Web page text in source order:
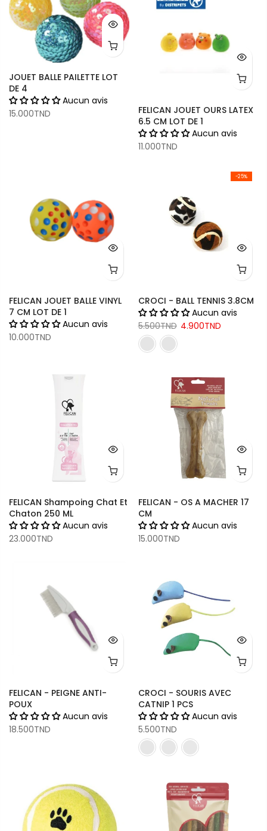
JOUET BALLE PAILETTE LOT
DE 4
Aucun avis
15.000TND
FELICAN JOUET OURS LATEX
6.5 CM LOT DE 1
Aucun avis
11.000TND
FELICAN JOUET BALLE VINYL
7 CM LOT DE 1
Aucun avis
10.000TND
-25%
CROCI - BALL TENNIS 3.8CM
Aucun avis
5.500TND 4.900TND
FELICAN Shampoing Chat Et
Chaton 250 ML
Aucun avis
23.000TND
FELICAN - OS A MACHER 17
CM
Aucun avis
15.000TND
FELICAN - PEIGNE ANTI-
POUX
Aucun avis
18.500TND
CROCI - SOURIS AVEC
CATNIP 1 PCS
Aucun avis
5.500TND